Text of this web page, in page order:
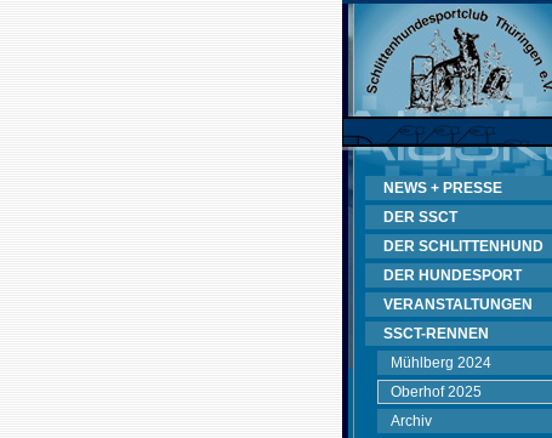
NEWS + PRESSE
DER SSCT
DER SCHLITTENHUND
DER HUNDESPORT
VERANSTALTUNGEN
SSCT-RENNEN
Mühlberg 2024
Oberhof 2025
Archiv